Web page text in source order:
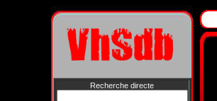
Recherche directe